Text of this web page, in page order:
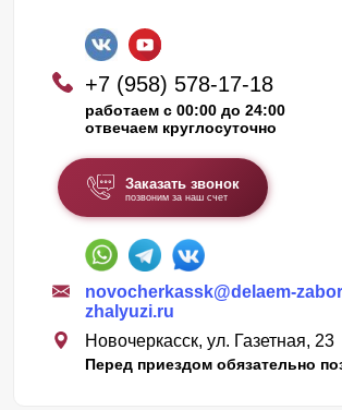
+7 (958) 578-17-18
работаем с 00:00 до 24:00
отвечаем круглосуточно
Заказать звонок
позвоним за наш счет
novocherkassk@delaem-
zhalyuzi.ru
Новочеркасск, ул. Газетная, 23
Перед приездом обязательно